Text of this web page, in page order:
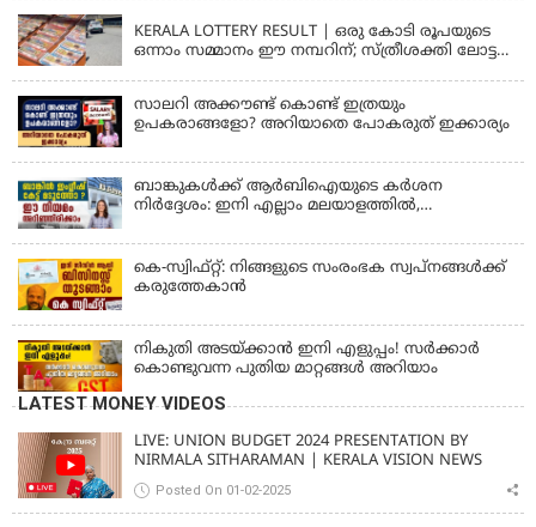
KERALA LOTTERY RESULT | ഒരു കോടി രൂപയുടെ
ഒന്നാം സമ്മാനം ഈ നമ്പറിന്; സ്ത്രീശക്തി ലോട്ടറി
സാലറി അക്കൗണ്ട് കൊണ്ട് ഇത്രയും
ഉപകരാങ്ങളോ? അറിയാതെ പോകരുത് ഇക്കാര്യം
ബാങ്കുകൾക്ക് ആർബിഐയുടെ കർശന
നിർദ്ദേശം: ഇനി എല്ലാം മലയാളത്തിൽ,
കെ-സ്വിഫ്റ്റ്: നിങ്ങളുടെ സംരംഭക സ്വപ്നങ്ങൾക്ക്
കരുത്തേകാൻ
നികുതി അടയ്ക്കാൻ ഇനി എളുപ്പം! സർക്കാർ
കൊണ്ടുവന്ന പുതിയ മാറ്റങ്ങൾ അറിയാം
LATEST MONEY VIDEOS
LIVE: UNION BUDGET 2024 PRESENTATION BY
NIRMALA SITHARAMAN | KERALA VISION NEWS
Posted On 01-02-2025